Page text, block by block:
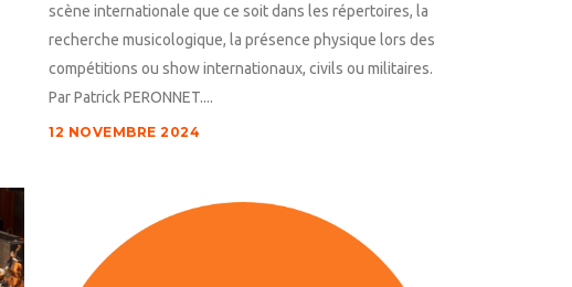
scène internationale que ce soit dans les répertoires, la
recherche musicologique, la présence physique lors des
compétitions ou show internationaux, civils ou militaires.
Par Patrick PERONNET....
12 NOVEMBRE 2024